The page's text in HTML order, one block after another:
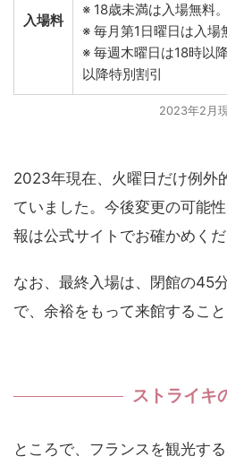
入場料
※ 18歳未満は入場無料。
※ 毎月第1日曜日は入場
※ 毎週木曜日は18時以
以降特別割引
2023年2月
2023年現在、火曜日だけ例外
ていました。今後変更の可能
報は公式サイトでお確かめくだ
なお、最終入場は、閉館の45
で、余裕をもって来館するこ
ストライキ
ところで、フランスを観光す